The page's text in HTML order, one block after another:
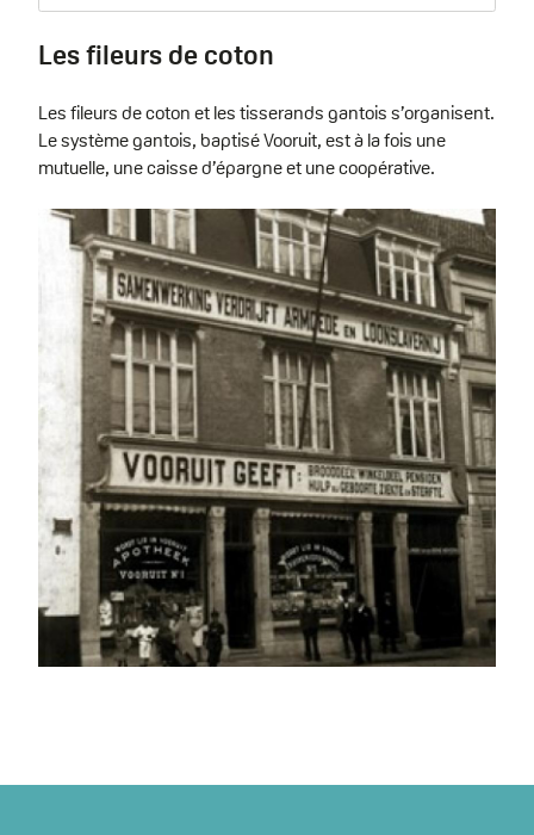
Les fileurs de coton
Les fileurs de coton et les tisserands gantois s’organisent.
Le système gantois, baptisé Vooruit, est à la fois une
mutuelle, une caisse d’épargne et une coopérative.